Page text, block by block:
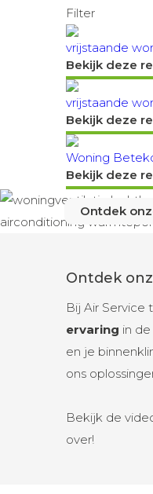
Filter
vrijstaande
Bekijk deze
vrijstaande
Bekijk deze
Woning
Bekijk deze
Ontdek
Ontdek
Bij Air Service
ervaring in
en je
ons
Bekijk de
over!